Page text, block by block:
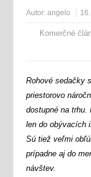
Autor: angelo
Komerčné
Rohové sedačky
priestorovo
dostupné na trhu.
len do obývacích
Sú tiež veľmi
prípadne aj do
návštev.